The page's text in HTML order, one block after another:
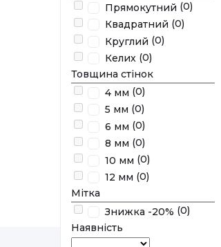
Прямокутний (0)
Квадратний (0)
Круглий (0)
Келих (0)
Товщина стінок
4 мм (0)
5 мм (0)
6 мм (0)
8 мм (0)
10 мм (0)
12 мм (0)
Мітка
Знижка -20% (0)
Наявність